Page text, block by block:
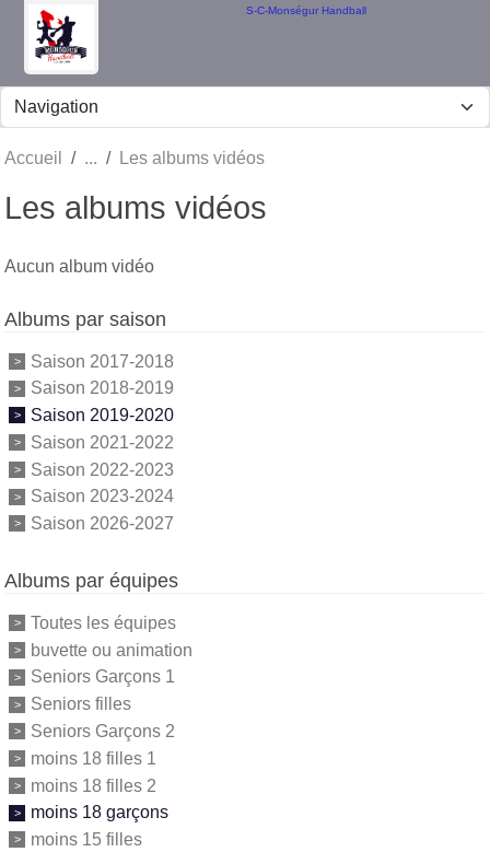
S-C-Monségur Handball
Accueil Les albums vidéos
Les albums vidéos
Aucun album vidéo
Albums par saison
Saison 2017-2018
Saison 2018-2019
Saison 2019-2020
Saison 2021-2022
Saison 2022-2023
Saison 2023-2024
Saison 2026-2027
Albums par équipes
Toutes les équipes
buvette ou animation
Seniors Garçons 1
Seniors filles
Seniors Garçons 2
moins 18 filles 1
moins 18 filles 2
moins 18 garçons
moins 15 filles
Panneau de gestion des cookies